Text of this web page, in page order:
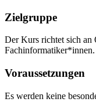
Zielgruppe
Der Kurs richtet sich an
Fachinformatiker*innen.
Voraussetzungen
Es werden keine